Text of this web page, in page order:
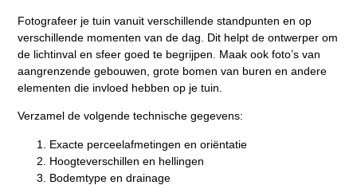
Fotografeer je tuin vanuit verschillende standpunten en op
verschillende momenten van de dag. Dit helpt de ontwerper om
de lichtinval en sfeer goed te begrijpen. Maak ook foto’s van
aangrenzende gebouwen, grote bomen van buren en andere
elementen die invloed hebben op je tuin.
Verzamel de volgende technische gegevens:
Exacte perceelafmetingen en oriëntatie
Hoogteverschillen en hellingen
Bodemtype en drainage